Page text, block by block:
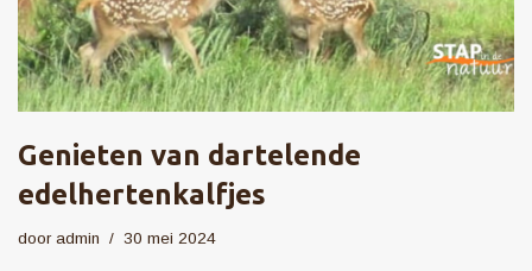
Genieten van dartelende
edelhertenkalfjes
door admin 30 mei 2024